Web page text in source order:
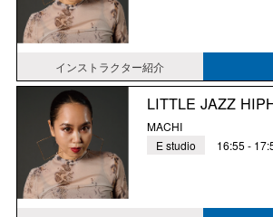
インストラクター紹介
LITTLE JAZZ
MACHI
E studio
16:55 -